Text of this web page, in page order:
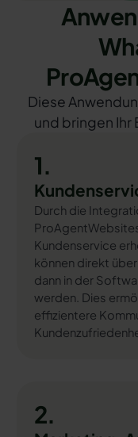
Diese
und bringen Ihr
1.
Durch die
Kundenservice
können direkt
dann in der
werden. Dies
effizientere
2.